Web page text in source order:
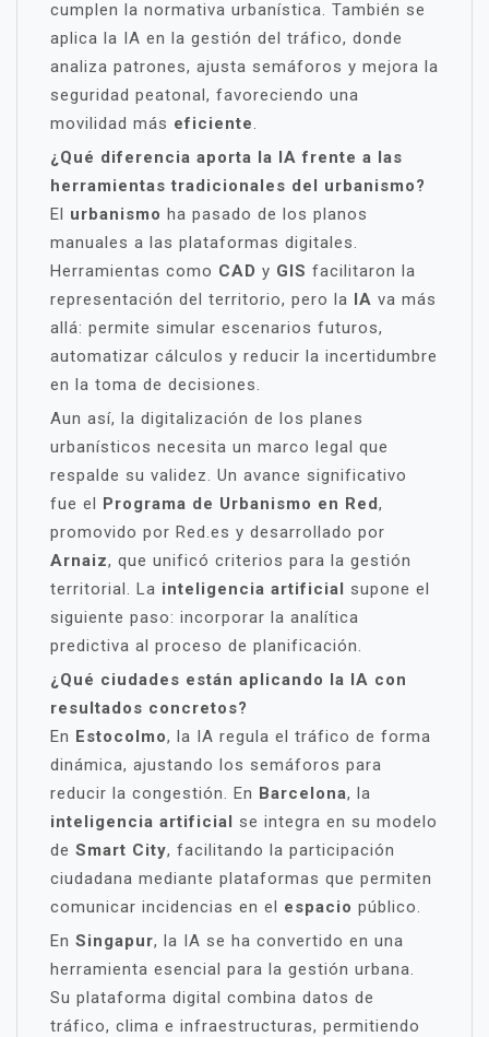
cumplen la normativa urbanística. También se
aplica la IA en la gestión del tráfico, donde
analiza patrones, ajusta semáforos y mejora la
seguridad peatonal, favoreciendo una
movilidad más eficiente.
¿Qué diferencia aporta la IA frente a las
herramientas tradicionales del urbanismo?
El urbanismo ha pasado de los planos
manuales a las plataformas digitales.
Herramientas como CAD y GIS facilitaron la
representación del territorio, pero la IA va más
allá: permite simular escenarios futuros,
automatizar cálculos y reducir la incertidumbre
en la toma de decisiones.
Aun así, la digitalización de los planes
urbanísticos necesita un marco legal que
respalde su validez. Un avance significativo
fue el Programa de Urbanismo en Red,
promovido por Red.es y desarrollado por
Arnaiz, que unificó criterios para la gestión
territorial. La inteligencia artificial supone el
siguiente paso: incorporar la analítica
predictiva al proceso de planificación.
¿Qué ciudades están aplicando la IA con
resultados concretos?
En Estocolmo, la IA regula el tráfico de forma
dinámica, ajustando los semáforos para
reducir la congestión. En Barcelona, la
inteligencia artificial se integra en su modelo
de Smart City, facilitando la participación
ciudadana mediante plataformas que permiten
comunicar incidencias en el espacio público.
En Singapur, la IA se ha convertido en una
herramienta esencial para la gestión urbana.
Su plataforma digital combina datos de
tráfico, clima e infraestructuras, permitiendo